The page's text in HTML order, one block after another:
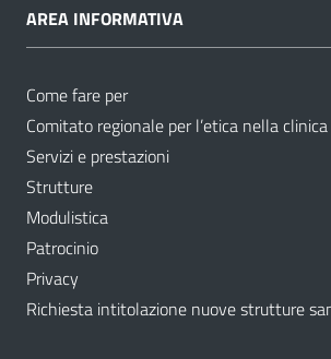
AREA INFORMATIVA
Come fare per
Comitato regionale per l’etica nella clinica
Servizi e prestazioni
Strutture
Modulistica
Patrocinio
Privacy
Richiesta intitolazione nuove strutture